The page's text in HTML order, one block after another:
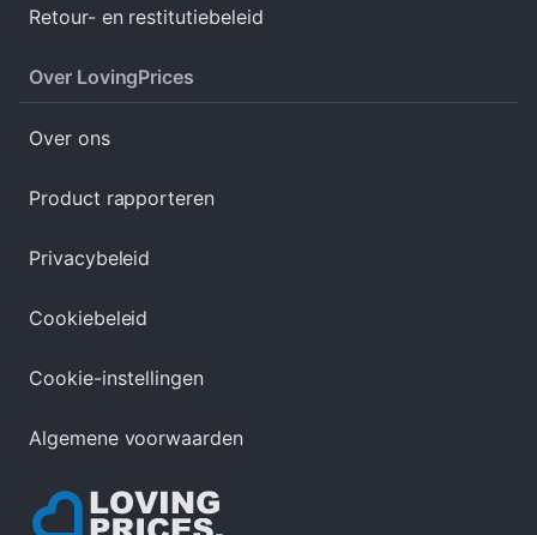
Retour- en restitutiebeleid
Over LovingPrices
Over ons
Product rapporteren
Privacybeleid
Cookiebeleid
Cookie-instellingen
Algemene voorwaarden